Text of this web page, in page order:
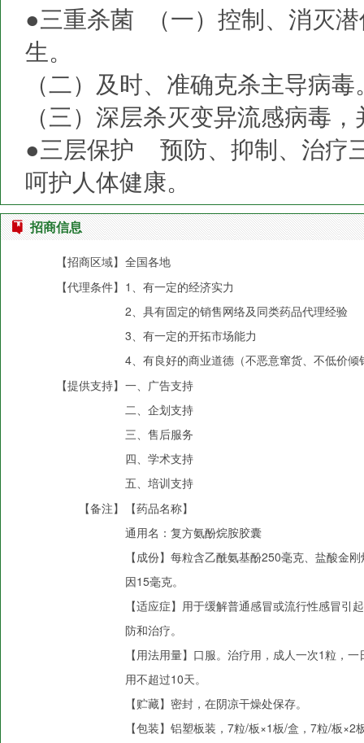
●三重杀菌 （一）控制、消灭
生。
（二）及时、准确克杀主导病毒
（三）深层杀灭变异流感病毒
●三层保护 预防、抑制、治疗
呵护人体健康。
招商信息
【招商区域】 全国各地
【代理条件】 1、有一定的经济实力
2、具有固定的销售网络及同类药品代理经验
3、有一定的开拓市场能力
4、有良好的商业道德（不恶意窜货、不低价
【提供支持】 一、广告支持
二、企划支持
三、售后服务
四、学术支持
五、培训支持
【备注】
【药品名称】
通用名：复方氨酚烷胺胶囊
【成份】每粒含乙酰氨基酚250毫克、盐酸金
因15毫克。
【适应症】用于缓解普通感冒或流行性感冒
防和治疗。
【用法用量】口服。治疗用，成人一次1粒，
用不超过10天。
【贮藏】密封，在阴凉干燥处保存。
【包装】铝塑板装，7粒/板×1板/盒，7粒/板×2